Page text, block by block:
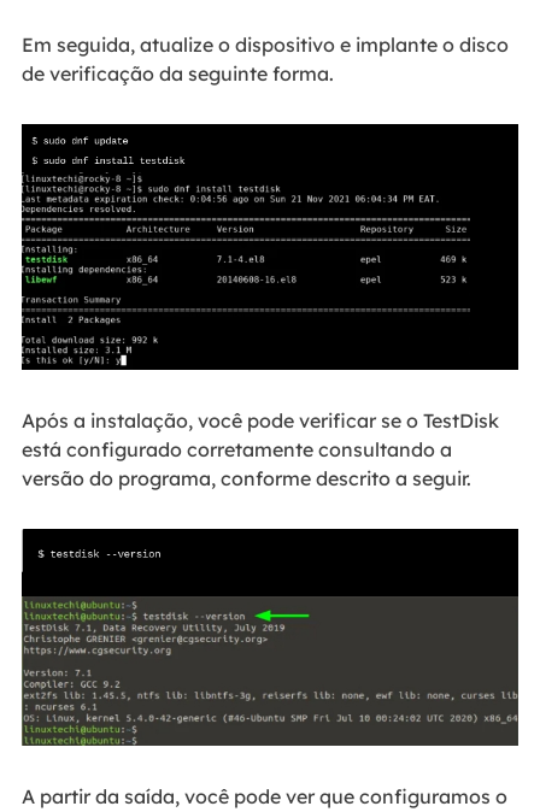
Em seguida, atualize o dispositivo e implante o disco
de verificação da seguinte forma.
Após a instalação, você pode verificar se o TestDisk
está configurado corretamente consultando a
versão do programa, conforme descrito a seguir.
A partir da saída, você pode ver que configuramos o